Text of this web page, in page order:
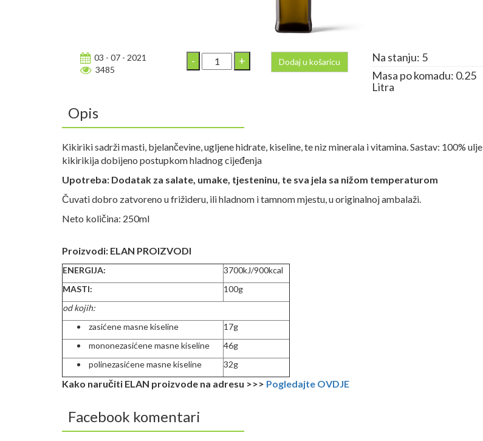
03 - 07 - 2021
3485
Dodaj u košaricu
Na stanju: 5
Masa po komadu: 0.25
Litra
Opis
Kikiriki sadrži masti, bjelančevine, ugljene hidrate, kiseline, te niz minerala i vitamina. Sastav: 100% ulje
kikirikija dobijeno postupkom hladnog cijeđenja
Upotreba: Dodatak za salate, umake, tjesteninu, te sva jela sa nižom temperaturom
Čuvati dobro zatvoreno u frižideru, ili hladnom i tamnom mjestu, u originalnoj ambalaži.
Neto količina: 250ml
Proizvodi: ELAN PROIZVODI
ENERGIJA:
3700kJ/900kcal
MASTI:
100g
od kojih:
zasićene masne kiseline
17g
mononezasićene masne kiseline
46g
polinezasićene masne kiseline
32g
Kako naručiti ELAN proizvode na adresu >>> Pogledajte OVDJE
Facebook komentari